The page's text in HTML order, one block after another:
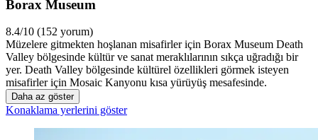
Borax Museum
8.4/10 (152 yorum)
Müzelere gitmekten hoşlanan misafirler için Borax Museum Death
Valley bölgesinde kültür ve sanat meraklılarının sıkça uğradığı bir
yer. Death Valley bölgesinde kültürel özellikleri görmek isteyen
misafirler için Mosaic Kanyonu kısa yürüyüş mesafesinde.
Daha az göster
Konaklama yerlerini göster